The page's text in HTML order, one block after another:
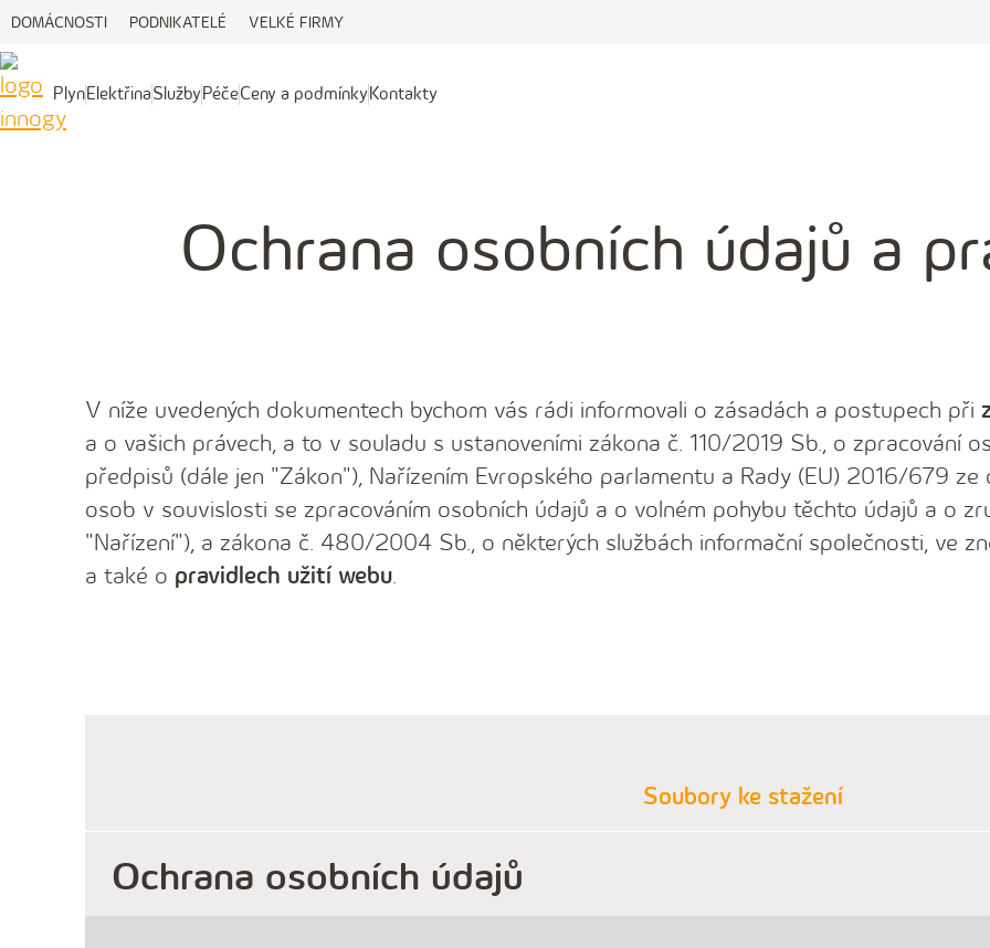
DOMÁCNOSTI PODNIKATELÉ VELKÉ FIRMY
Plyn
PlynElektřina
ElektřinaSlužby
Služby Péče
PéčeCeny a podmínky
Ceny
Kontakty
Kontakty
Ochrana osobních údajů a
V níže uvedených dokumentech bychom vás rádi informovali o zásadách a postupech při
a o vašich právech, a to v souladu s ustanoveními zákona č. 110/2019 Sb., o zpracování
předpisů (dále jen "Zákon"), Nařízením Evropského parlamentu a Rady (EU) 2016/679
osob v souvislosti se zpracováním osobních údajů a o volném pohybu těchto údajů a o
"Nařízení"), a zákona č. 480/2004 Sb., o některých službách informační společnosti, ve
a také o pravidlech užití webu.
Soubory ke stažení
Ochrana osobních údajů